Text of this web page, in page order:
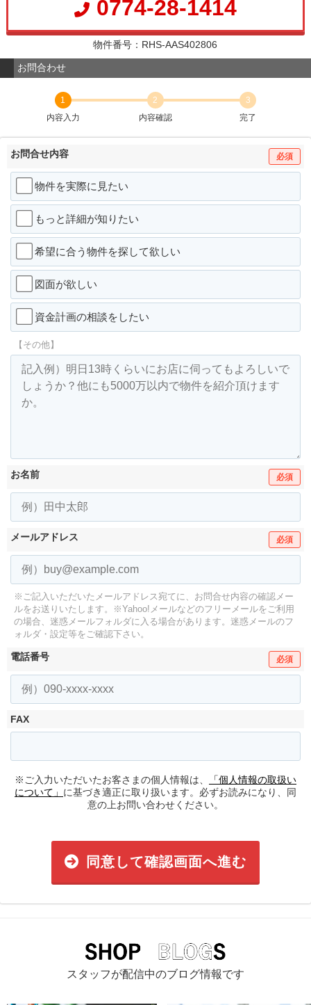
0774-28-1414
物件番号：RHS-AAS402806
お問合わせ
1
内容入力
2
内容確認
3
完了
お問合せ内容 必須
物件を実際に見たい
もっと詳細が知りたい
希望に合う物件を探して欲しい
図面が欲しい
資金計画の相談をしたい
【その他】
お名前 必須
メールアドレス 必須
※ご記入いただいたメールアドレス宛てに、お問合せ内容の確認メー
ルをお送りいたします。
※Yahoo!メールなどのフリーメールをご利用
の場合、迷惑メールフォルダに入る場合があります。 迷惑メールのフ
ォルダ・設定等をご確認下さい。
電話番号 必須
FAX
※ご入力いただいたお客さまの個人情報は、
「個人情報の取扱い
について」 に基づき適正に取り扱います。必ずお読みになり、同
意の上お問い合わせください。
同意して確認画面へ進む
スタッフが配信中のブログ情報です